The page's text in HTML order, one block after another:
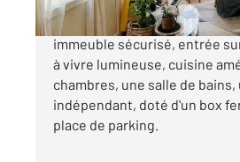
Sur Dammartin-en-goele, F3
immeuble sécurisé, entrée
à vivre lumineuse, cuisine
chambres, une salle de bains,
indépendant, doté d'un box
place de parking.